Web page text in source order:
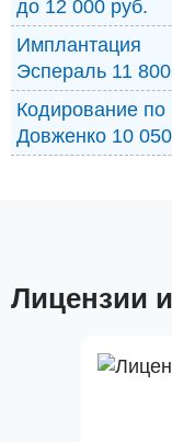
до 12 000 руб.
Имплантация
Эспераль 11
Кодирование по
Довженко 10
Лицензии